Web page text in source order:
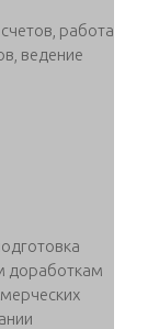
работа
ведение
доработкам